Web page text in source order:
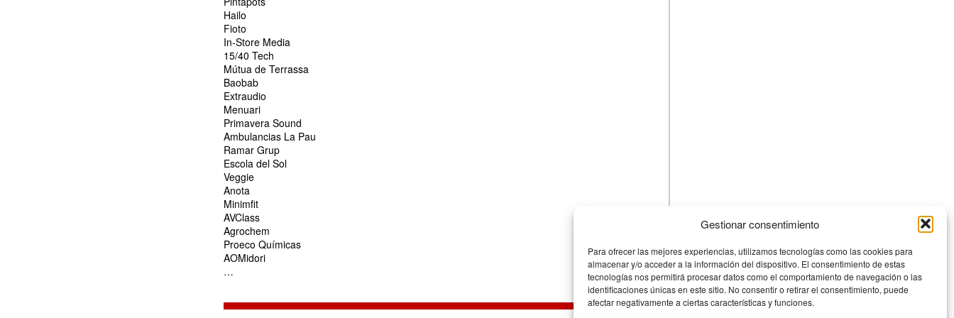
Gestionar consentimiento
Para ofrecer las mejores experiencias, utilizamos tecnologías como las cookies para
almacenar y/o acceder a la información del dispositivo. El consentimiento de estas
tecnologías nos permitirá procesar datos como el comportamiento de navegación o las
identificaciones únicas en este sitio. No consentir o retirar el consentimiento, puede
afectar negativamente a ciertas características y funciones.
Hailo
Fioto
In-Store Media
15/40 Tech
Mútua de Terrassa
Baobab
Extraudio
Menuari
Primavera Sound
Ambulancias La Pau
Ramar Grup
Escola del Sol
Veggie
Anota
Minimfit
AVClass
Agrochem
Proeco Químicas
AOMidori
…